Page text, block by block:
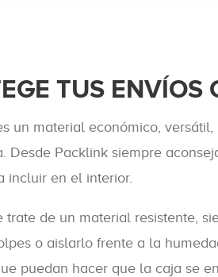
TUS ENVÍOS
un material económico,
Desde Packlink siempre
incluir en el interior.
trate de un material resistente,
o aislarlo frente a la
puedan hacer que la caja se